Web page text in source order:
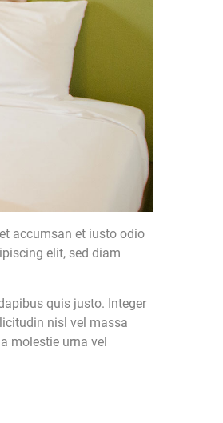
accumsan et iusto odio
elit, sed diam
quis justo. Integer
nisl vel massa
molestie urna vel